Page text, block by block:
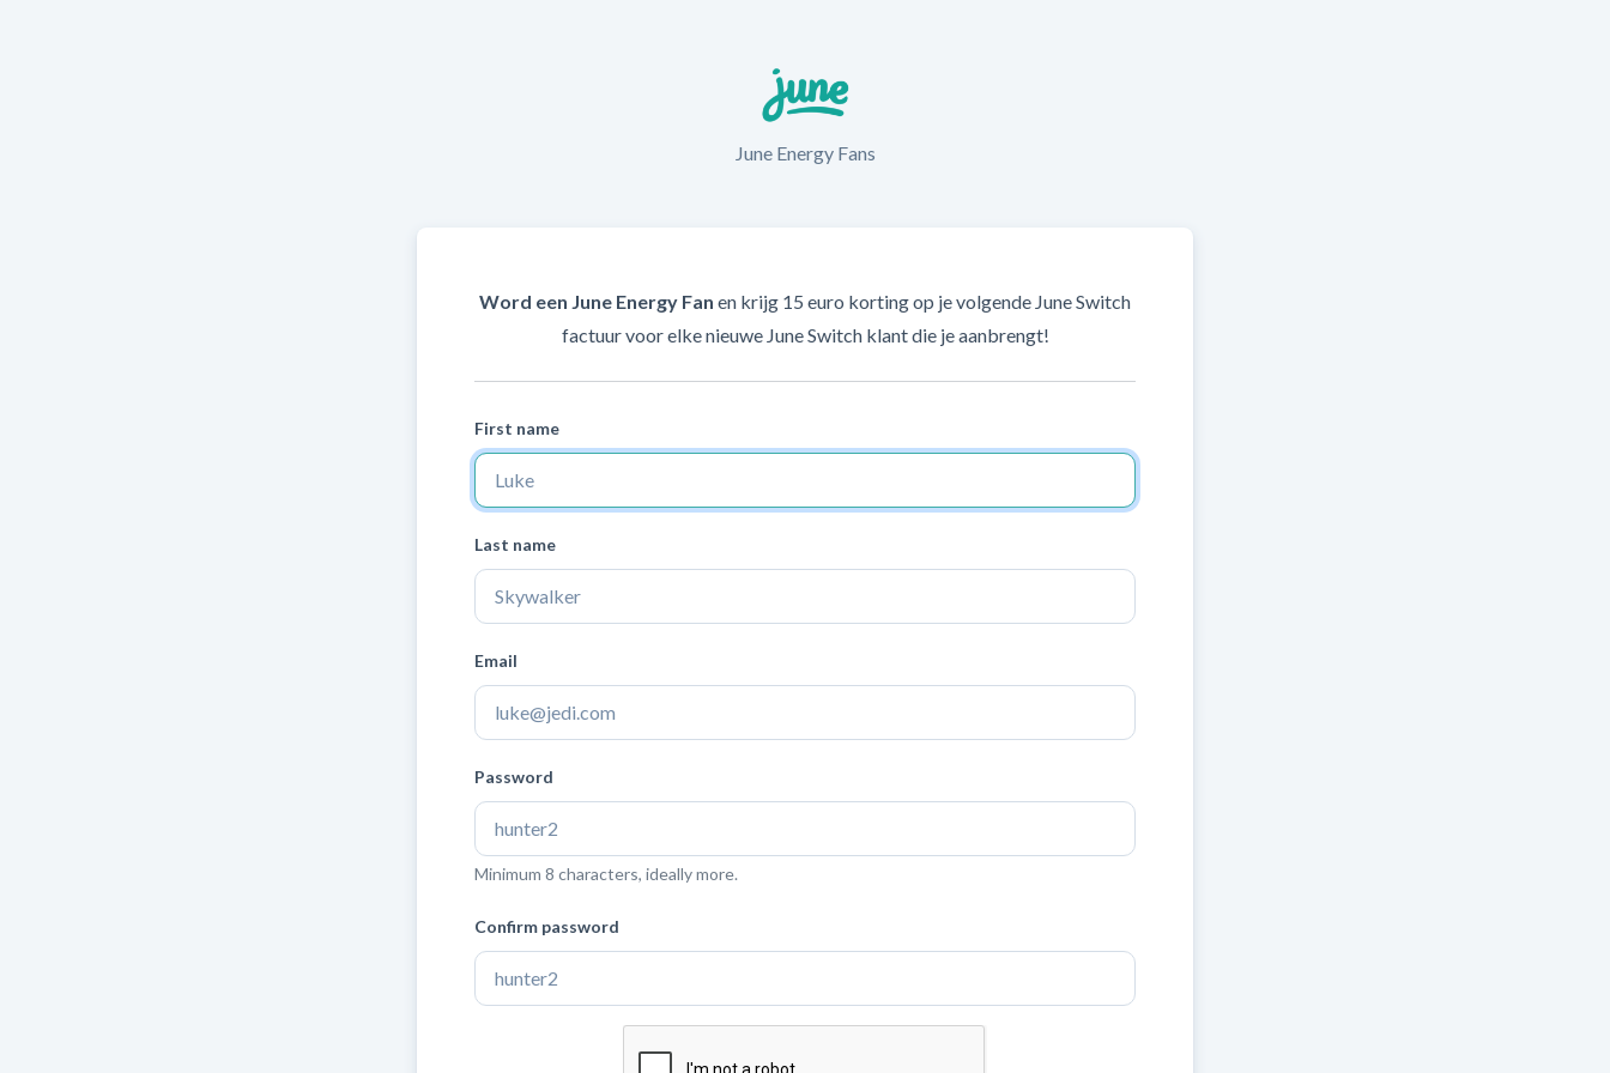
June Energy Fans
Word een June Energy Fan en krijg 15 euro korting op je volgende June Switch
factuur voor elke nieuwe June Switch klant die je aanbrengt!
First name
Last name
Email
Leave
blank
Password
Minimum 8 characters, ideally more.
Confirm password